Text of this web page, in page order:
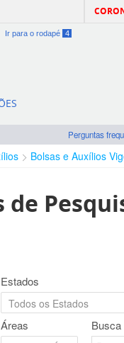
Ir para o rodapé 4
Perguntas
Bolsas e Auxílios
de
Estados
Áreas Busca